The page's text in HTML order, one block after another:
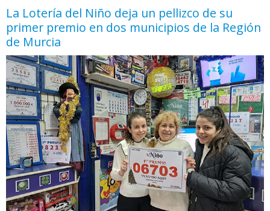
La Lotería del Niño deja un pellizco de su
primer premio en dos municipios de la Región
de Murcia